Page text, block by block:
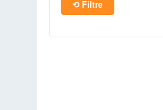
Tablettes
Filtre